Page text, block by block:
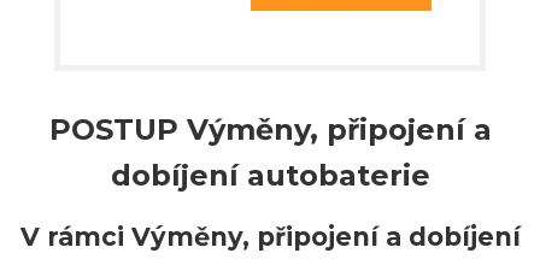
POSTUP Výměny, připojení a
dobíjení autobaterie
V rámci Výměny, připojení a dobíjení